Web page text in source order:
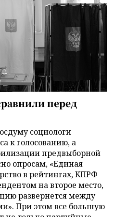
перед
социологи
к голосованию, а
предвыборной
опросам, «Единая
в рейтингах, КПРФ
на второе место,
развернется между
При этом все большую